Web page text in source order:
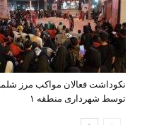
نکوداشت فعالان مواکب مرز
توسط شهرداری منطقه ۱